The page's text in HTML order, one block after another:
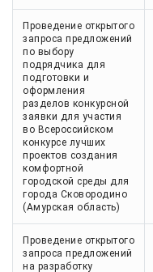
Проведение открытого
запроса предложений
по выбору
подрядчика для
подготовки и
оформления
разделов конкурсной
заявки для участия
во Всероссийском
конкурсе лучших
проектов создания
комфортной
городской среды для
города Сковородино
(Амурская область)
Проведение открытого
запроса предложений
на разработку